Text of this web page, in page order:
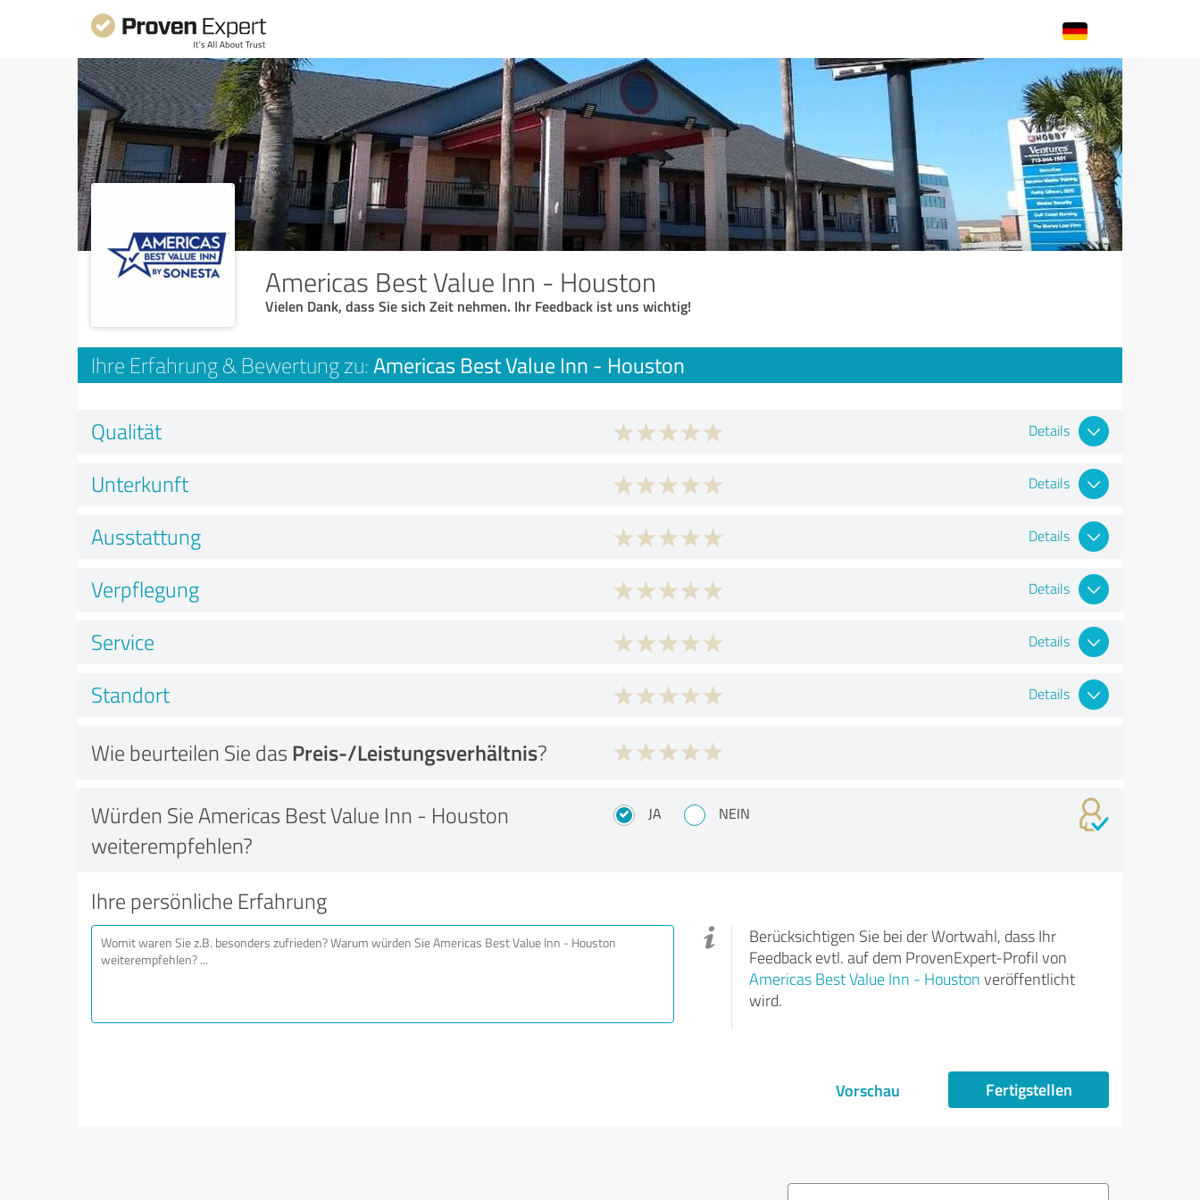
Americas Best Value Inn - Houston
Vielen Dank, dass Sie sich Zeit nehmen. Ihr Feedback ist uns wichtig!
Ihre Erfahrung & Bewertung zu: Americas Best Value Inn - Houston
Qualität Details
Unterkunft Details
Ausstattung Details
Verpflegung Details
Service Details
Standort Details
Wie beurteilen Sie das Preis-/Leistungsverhältnis?
Würden Sie Americas Best Value Inn - Houston
weiterempfehlen?
JA NEIN
Ihre persönliche Erfahrung
Berücksichtigen Sie bei der Wortwahl, dass Ihr
Feedback evtl. auf dem ProvenExpert-Profil von
Americas Best Value Inn - Houston veröffentlicht
wird.
Vorschau Fertigstellen